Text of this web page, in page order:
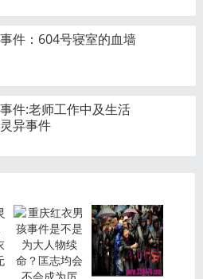
件：604号寝室的血墙
件:老师工作中及生活
异事件